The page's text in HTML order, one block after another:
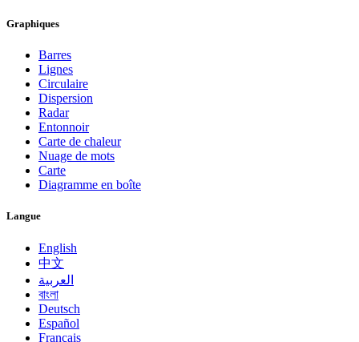
Graphiques
Barres
Lignes
Circulaire
Dispersion
Radar
Entonnoir
Carte de chaleur
Nuage de mots
Carte
Diagramme en boîte
Langue
English
中文
العربية
বাংলা
Deutsch
Español
Français